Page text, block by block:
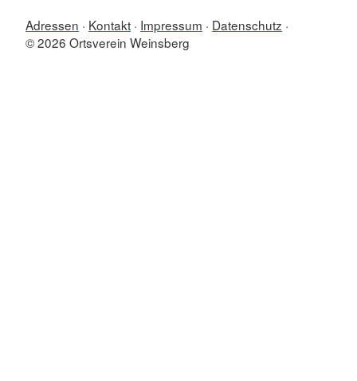
Adressen Kontakt Impressum
Datenschutz
© 2026 Ortsverein Weinsberg